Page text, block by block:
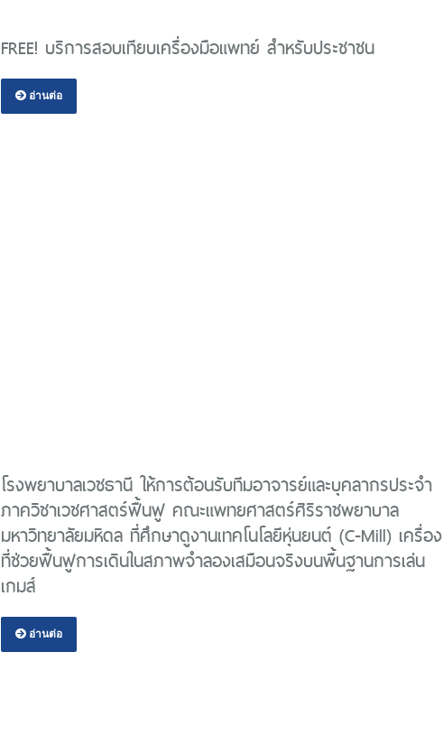
FREE! บริการสอบเทียบเครื่องมือแพทย์ สำหรับประชาชน
อ่านต่อ
โรงพยาบาลเวชธานี ให้การต้อนรับทีมอาจารย์และบุคลากรประจำ
ภาควิชาเวชศาสตร์ฟื้นฟู คณะแพทยศาสตร์ศิริราชพยาบาล
มหาวิทยาลัยมหิดล ที่ศึกษาดูงานเทคโนโลยีหุ่นยนต์ (C-Mill) เครื่อง
ที่ช่วยฟื้นฟูการเดินในสภาพจำลองเสมือนจริงบนพื้นฐานการเล่น
เกมส์
อ่านต่อ